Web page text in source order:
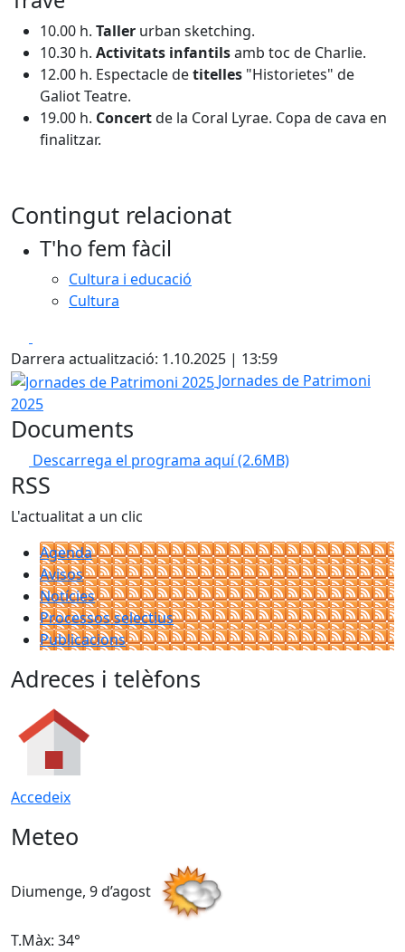
10.00 h. Taller urban sketching.
10.30 h. Activitats infantilsamb toc de Charlie.
12.00 h. Espectacle detitelles "Historietes" de
Galiot Teatre.
19.00 h. Concertde la Coral Lyrae. Copa de cava en
finalitzar.
Contingut relacionat
T'ho fem fàcil
Cultura i educació
Cultura
Darrera actualització: 1.10.2025 | 13:59
Jornades de Patrimoni 2025
Jornades de Patrimoni
2025
Documents
Descarrega el programa aquí(2.6MB)
RSS
L'actualitat a un clic
Agenda
Avisos
Notícies
Processos selectius
Publicacions
Adreces i telèfons
Accedeix
Meteo
Diumenge, 9 d’agost
T.Màx: 34°